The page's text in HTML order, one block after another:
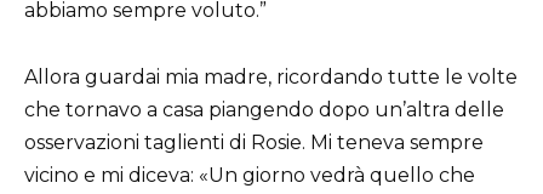
abbiamo sempre voluto.”
Allora guardai mia madre, ricordando tutte le volte
che tornavo a casa piangendo dopo un’altra delle
osservazioni taglienti di Rosie. Mi teneva sempre
vicino e mi diceva: «Un giorno vedrà quello che